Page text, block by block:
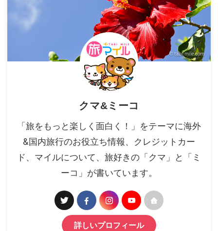
クマ&ミーコ
「旅をもっと楽しく面白く！」をテーマに海外
&国内旅行のお役立ち情報、クレジットカー
ド、マイルについて、旅好きの「クマ」と「ミ
ーコ」が書いています。
詳しいプロフィール